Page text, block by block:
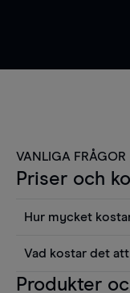
VANLIGA FRÅGOR
Priser och
Hur mycket
använda sådana
Vad kostar det att
Det är en rad
Produkter